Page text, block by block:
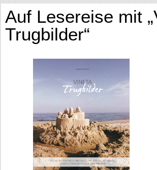
Auf Lesereise mit
Trugbilder“